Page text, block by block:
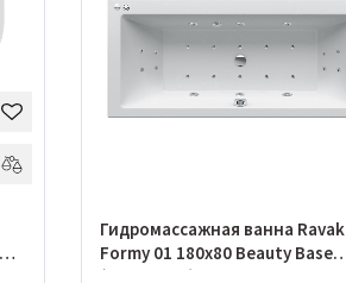
Гидромассажная ванна Ravak
Formy 01 180x80 Beauty Base
(GMSR1616)